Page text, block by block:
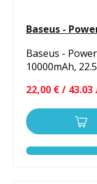
Baseus -
Baseus -
10000mAh,
22,00 € / 43.03